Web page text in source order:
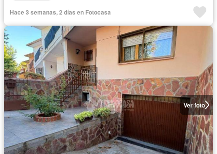
Hace 3 semanas, 2 días en Fotocasa
Ver foto